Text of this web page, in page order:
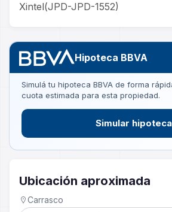
Xintel(JPD-JPD-1552)
Hipoteca BBVA
Simulá tu hipoteca BBVA de forma
cuota estimada para esta propiedad.
Simular hipoteca
Ubicación aproximada
Carrasco